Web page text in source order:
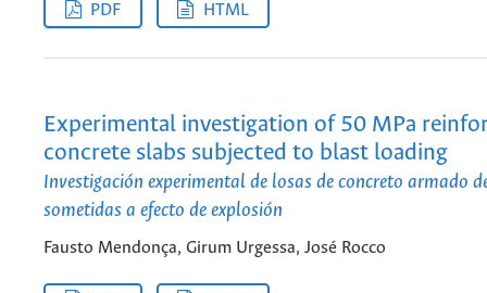
PDF HTML
Experimental investigation of 50 MPa
concrete slabs subjected to blast loading
Investigación experimental de losas de concreto armado
sometidas a efecto de explosión
Fausto Mendonça, Girum Urgessa, José Rocco